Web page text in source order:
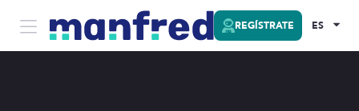
REGÍSTRATE ES